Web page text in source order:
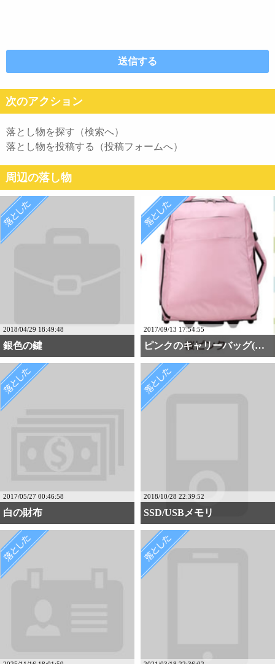
次のアクション
落とし物を探す（検索へ）
落とし物を投稿する（投稿フォームへ）
周辺の落し物
2018/04/29 18:49:48
銀色の鍵
2017/09/13 17:54:55
ピンクのキャリーバッグ(・・・
2017/05/27 00:46:58
白の財布
2018/10/28 22:39:52
SSD/USBメモリ